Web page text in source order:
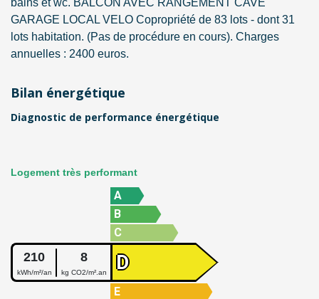
bains et wc. BALCON AVEC RANGEMENT CAVE
GARAGE LOCAL VELO Copropriété de 83 lots - dont 31
lots habitation. (Pas de procédure en cours). Charges
annuelles : 2400 euros.
Bilan énergétique
Diagnostic de performance énergétique
Logement très performant
A
B
C
210
kWh/m²/an
8
kg CO2/m².an D
E